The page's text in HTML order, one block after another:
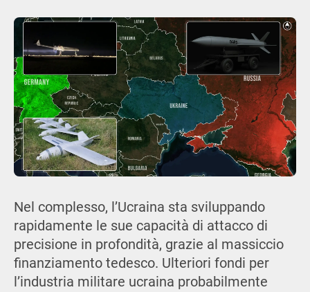
Nel complesso, l’Ucraina sta sviluppando
rapidamente le sue capacità di attacco di
precisione in profondità, grazie al massiccio
finanziamento tedesco. Ulteriori fondi per
l’industria militare ucraina probabilmente